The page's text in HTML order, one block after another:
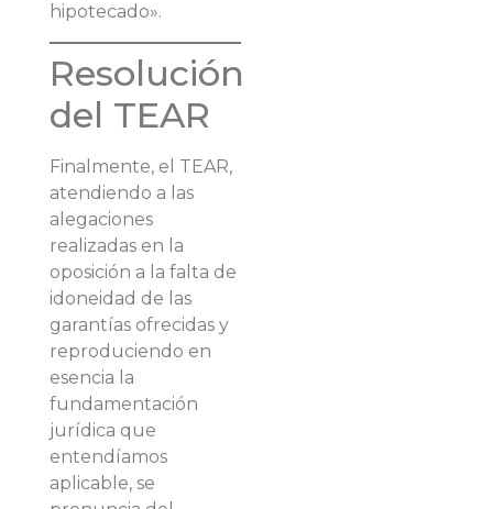
hipotecado».
Resolución
del TEAR
Finalmente, el TEAR,
atendiendo a las
alegaciones
realizadas en la
oposición a la falta de
idoneidad de las
garantías ofrecidas y
reproduciendo en
esencia la
fundamentación
jurídica que
entendíamos
aplicable, se